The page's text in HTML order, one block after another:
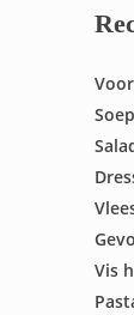
Soep
Vis